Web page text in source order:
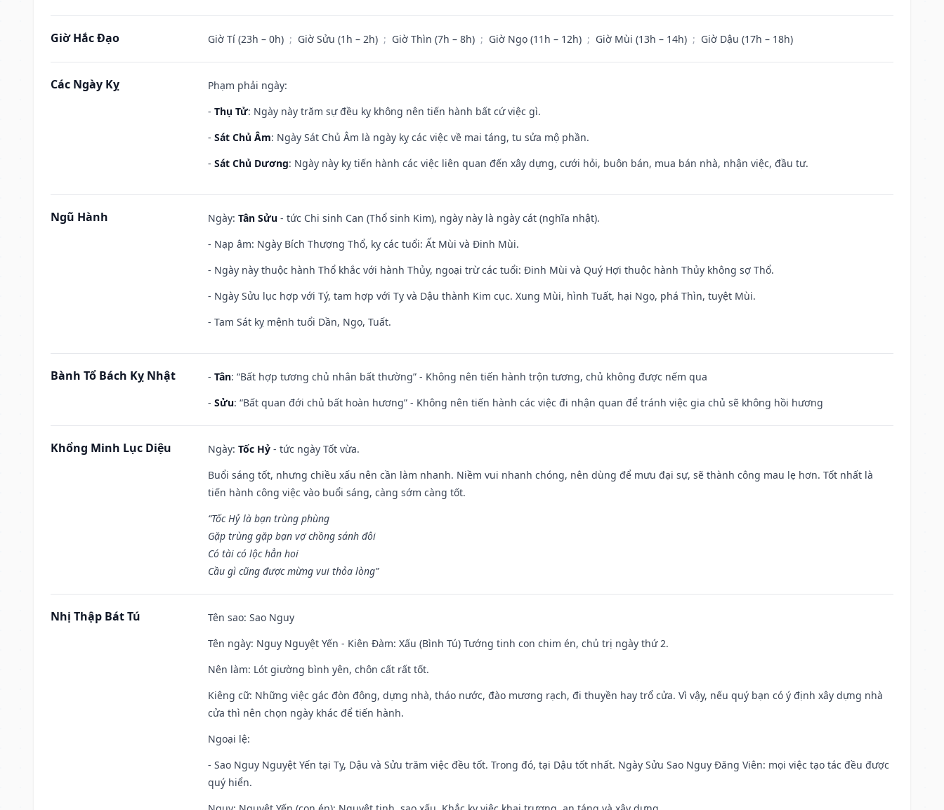
Giờ Hắc Đạo Giờ Tí (23h – 0h) ; Giờ Sửu (1h – 2h) ; Giờ Thìn (7h – 8h) ; Giờ Ngọ (11h – 12h) ; Giờ Mùi (13h – 14h) ; Giờ Dậu (17h – 18h)
Các Ngày Kỵ
Phạm phải ngày:
- Thụ Tử: Ngày này trăm sự đều kỵ không nên tiến hành bất cứ việc gì.
- Sát Chủ Âm: Ngày Sát Chủ Âm là ngày kỵ các việc về mai táng, tu sửa mộ phần.
- Sát Chủ Dương: Ngày này kỵ tiến hành các việc liên quan đến xây dựng, cưới hỏi, buôn bán, mua bán nhà, nhận việc, đầu tư.
Ngũ Hành Ngày: Tân Sửu - tức Chi sinh Can (Thổ sinh Kim), ngày này là ngày cát (nghĩa nhật).
- Nạp âm: Ngày Bích Thượng Thổ, kỵ các tuổi: Ất Mùi và Đinh Mùi.
- Ngày này thuộc hành Thổ khắc với hành Thủy, ngoại trừ các tuổi: Đinh Mùi và Quý Hợi thuộc hành Thủy không sợ Thổ.
- Ngày Sửu lục hợp với Tý, tam hợp với Tỵ và Dậu thành Kim cục. Xung Mùi, hình Tuất, hại Ngọ, phá Thìn, tuyệt Mùi.
- Tam Sát kỵ mệnh tuổi Dần, Ngọ, Tuất.
Bành Tổ Bách Kỵ Nhật - Tân: “Bất hợp tương chủ nhân bất thường” - Không nên tiến hành trộn tương, chủ không được nếm qua
- Sửu: “Bất quan đới chủ bất hoàn hương” - Không nên tiến hành các việc đi nhận quan để tránh việc gia chủ sẽ không hồi hương
Khổng Minh Lục Diệu Ngày: Tốc Hỷ - tức ngày Tốt vừa.
Buổi sáng tốt, nhưng chiều xấu nên cần làm nhanh. Niềm vui nhanh chóng, nên dùng để mưu đại sự, sẽ thành công mau lẹ hơn. Tốt nhất là
tiến hành công việc vào buổi sáng, càng sớm càng tốt.
“Tốc Hỷ là bạn trùng phùng
Gặp trùng gặp bạn vợ chồng sánh đôi
Có tài có lộc hẳn hoi
Cầu gì cũng được mừng vui thỏa lòng”
Nhị Thập Bát Tú Tên sao: Sao Nguy
Tên ngày: Nguy Nguyệt Yến - Kiên Đàm: Xấu (Bình Tú) Tướng tinh con chim én, chủ trị ngày thứ 2.
Nên làm: Lót giường bình yên, chôn cất rất tốt.
Kiêng cữ: Những việc gác đòn đông, dựng nhà, tháo nước, đào mương rạch, đi thuyền hay trổ cửa. Vì vậy, nếu quý bạn có ý định xây dựng nhà
cửa thì nên chọn ngày khác để tiến hành.
Ngoại lệ:
- Sao Nguy Nguyệt Yến tại Tỵ, Dậu và Sửu trăm việc đều tốt. Trong đó, tại Dậu tốt nhất. Ngày Sửu Sao Nguy Đăng Viên: mọi việc tạo tác đều được
quý hiển.